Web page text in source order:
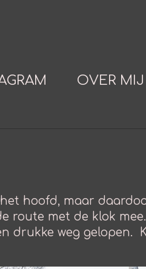
OVER
hoofd, maar
route met de klok
drukke weg gelopen.